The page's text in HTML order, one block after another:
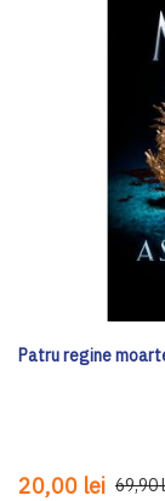
Patru regine
20,00 lei 69,90